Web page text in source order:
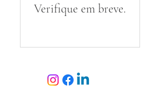
Verifique em breve.